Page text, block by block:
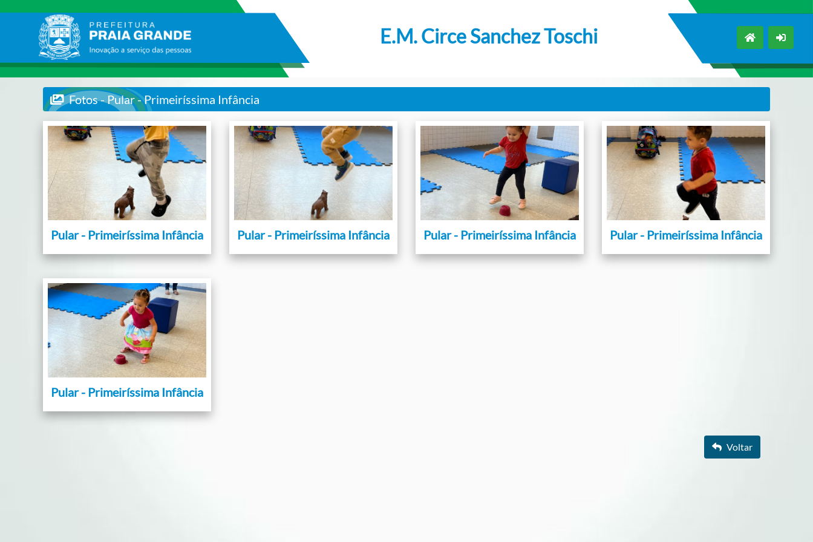
E.M. Circe Sanchez Toschi
Fotos - Pular - Primeiríssima Infância
Pular - Primeiríssima Infância Pular - Primeiríssima Infância Pular - Primeiríssima Infância Pular - Primeiríssima Infância
Pular - Primeiríssima Infância
Voltar